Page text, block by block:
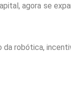
agora se
robótica,